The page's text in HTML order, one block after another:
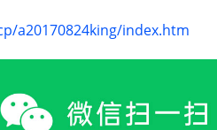
a20170824king/index.htm